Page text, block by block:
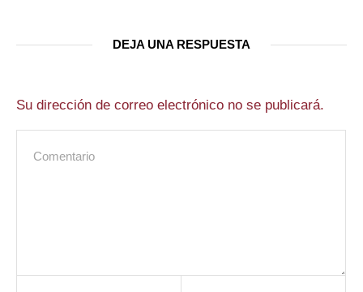
DEJA UNA RESPUESTA
Su dirección de correo electrónico no se publicará.